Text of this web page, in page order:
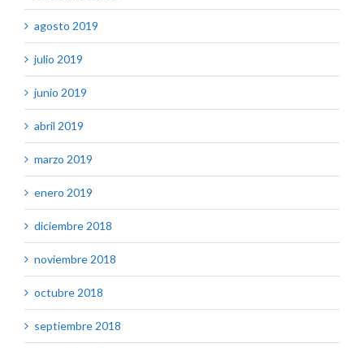
agosto 2019
julio 2019
junio 2019
abril 2019
marzo 2019
enero 2019
diciembre 2018
noviembre 2018
octubre 2018
septiembre 2018